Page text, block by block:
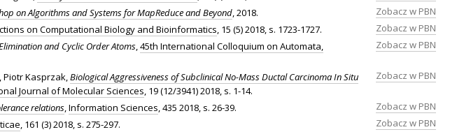
on Algorithms and Systems for MapReduce and Beyond , 2018.
Zobacz w PBN
on Computational Biology and Bioinformatics , 15 (5) 2018, s. 1723-1727.
Zobacz w PBN
and Cyclic Order Atoms 45th International Colloquium on Automata,
Zobacz w PBN
, Piotr Kasprzak, Biological Aggressiveness of Subclinical No-Mass Ductal Carcinoma In Situ
Journal of Molecular Sciences , 19 (12/3941) 2018, s. 1-14.
Zobacz w PBN
relations Information Sciences , 435 2018, s. 26-39.
Zobacz w PBN
, 161 (3) 2018, s. 275-297.
Zobacz w PBN